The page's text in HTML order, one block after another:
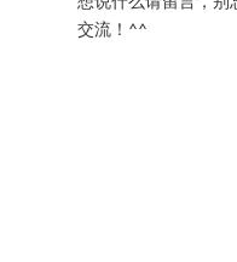
交流！^^